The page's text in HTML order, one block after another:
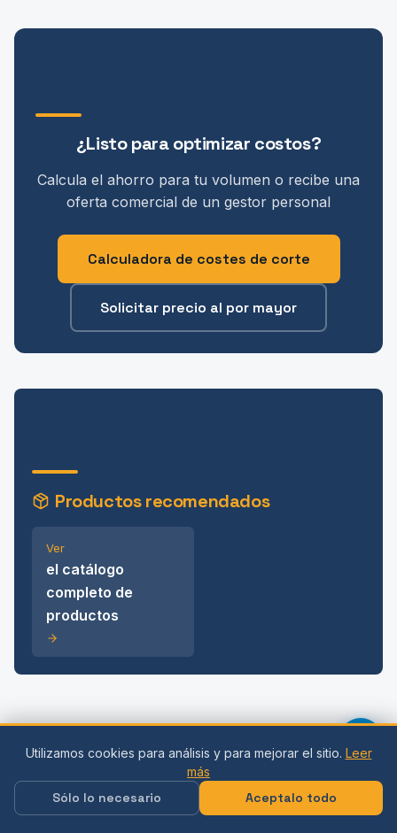
¿Listo para optimizar costos?
Calcula el ahorro para tu volumen o recibe una
oferta comercial de un gestor personal
Calculadora de costes de corte
Solicitar precio al por mayor
Productos recomendados
Ver
el catálogo
completo de
productos
Utilizamos cookies para análisis y para mejorar el sitio. Leer
más
Sólo lo necesario Aceptalo todo